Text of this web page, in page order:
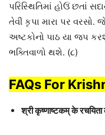
પરિસ્થિતિમાં હોઉં છતાં
તેવી કૃપા મારા પર
અષ્ટકોનો પાઠ યા જપ
ભક્તિવાળો થશે. (૮)
FAQs For
श्री कृष्णाष्टकम् के